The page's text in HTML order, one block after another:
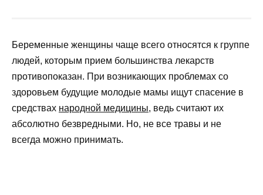
Беременные женщины чаще всего относятся к группе
людей, которым прием большинства лекарств
противопоказан. При возникающих проблемах со
здоровьем будущие молодые мамы ищут спасение в
средствах народной медицины, ведь считают их
абсолютно безвредными. Но, не все травы и не
всегда можно принимать.